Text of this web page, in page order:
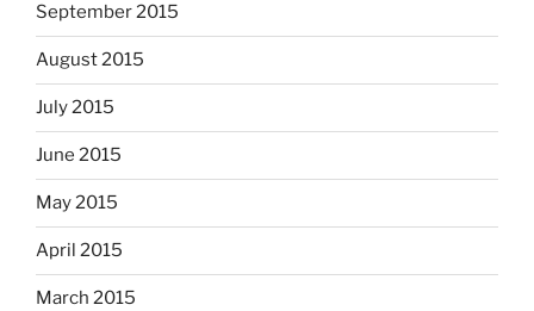
September 2015
August 2015
July 2015
June 2015
May 2015
April 2015
March 2015